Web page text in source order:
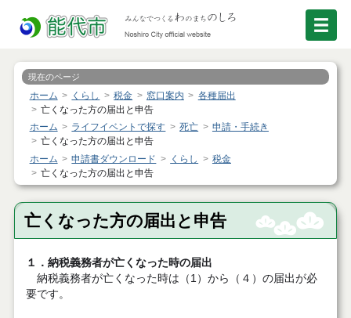
現在のページ
ホーム くらし 税金 窓口案内
各種届出
亡くなった方の届出と申告
ホーム
ライフイベントで探す 死亡
申請・手続き
亡くなった方の届出と申告
ホーム
申請書ダウンロード くらし
税金
亡くなった方の届出と申告
亡くなった方の届出と申告
１．納税義務者が亡くなった時の届出
納税義務者が亡くなった時は（1）から（４）の届出が必
要です。